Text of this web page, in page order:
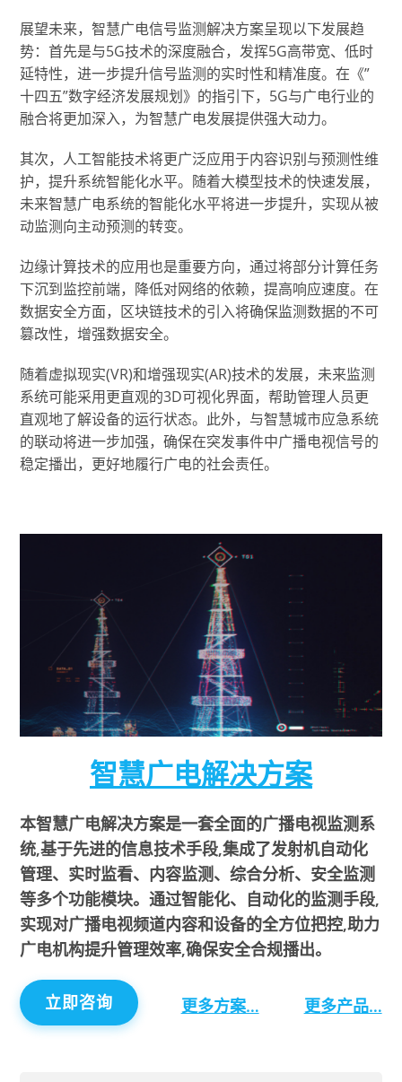
展望未来，智慧广电信号监测解决方案呈现以下发展趋
势：首先是与5G技术的深度融合，发挥5G高带宽、低时
延特性，进一步提升信号监测的实时性和精准度。在《”
十四五”数字经济发展规划》的指引下，5G与广电行业的
融合将更加深入，为智慧广电发展提供强大动力。
其次，人工智能技术将更广泛应用于内容识别与预测性维
护，提升系统智能化水平。随着大模型技术的快速发展，
未来智慧广电系统的智能化水平将进一步提升，实现从被
动监测向主动预测的转变。
边缘计算技术的应用也是重要方向，通过将部分计算任务
下沉到监控前端，降低对网络的依赖，提高响应速度。在
数据安全方面，区块链技术的引入将确保监测数据的不可
篡改性，增强数据安全。
随着虚拟现实(VR)和增强现实(AR)技术的发展，未来监测
系统可能采用更直观的3D可视化界面，帮助管理人员更
直观地了解设备的运行状态。此外，与智慧城市应急系统
的联动将进一步加强，确保在突发事件中广播电视信号的
稳定播出，更好地履行广电的社会责任。
智慧广电解决方案
本智慧广电解决方案是一套全面的广播电视监测系
统,基于先进的信息技术手段,集成了发射机自动化
管理、实时监看、内容监测、综合分析、安全监测
等多个功能模块。通过智能化、自动化的监测手段,
实现对广播电视频道内容和设备的全方位把控,助力
广电机构提升管理效率,确保安全合规播出。
立即咨询 更多方案… 更多产品…